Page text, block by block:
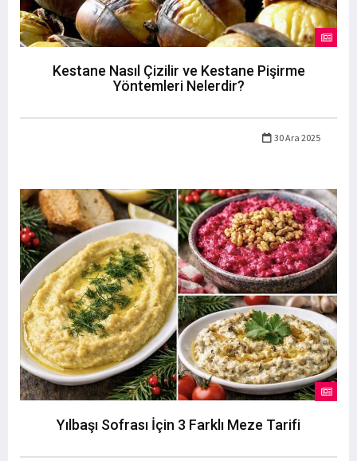
Kestane Nasıl Çizilir ve Kestane Pişirme
Yöntemleri Nelerdir?
30 Ara 2025
Yılbaşı Sofrası İçin 3 Farklı Meze Tarifi